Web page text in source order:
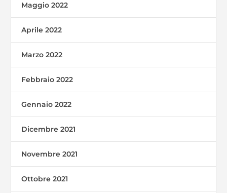
Maggio 2022
Aprile 2022
Marzo 2022
Febbraio 2022
Gennaio 2022
Dicembre 2021
Novembre 2021
Ottobre 2021